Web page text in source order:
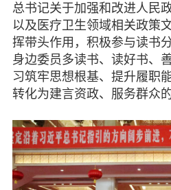
总书记关于加强和改进人民
以及医疗卫生领域相关政策
挥带头作用，积极参与读书
身边委员多读书、读好书、
习筑牢思想根基、提升履职
转化为建言资政、服务群众